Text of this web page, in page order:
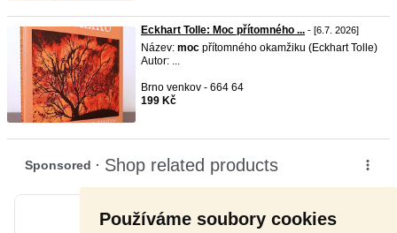
Používáme soubory cookies
Eckhart Tolle: Moc přítomného ... - [6.7. 2026]
Název: moc přítomného okamžiku (Eckhart Tolle)
Autor: ...
Brno venkov - 664 64
199 Kč